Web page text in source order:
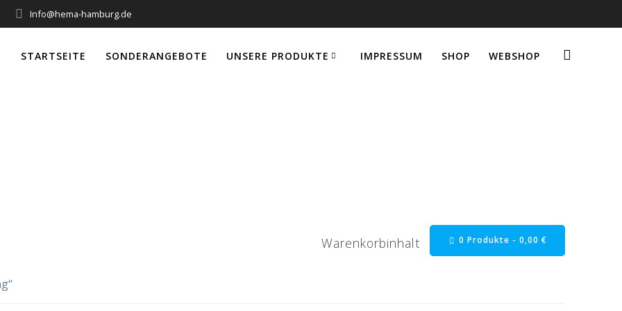
Info@hema-hamburg.de
STARTSEITE SONDERANGEBOTE UNSERE PRODUKTE IMPRESSUM SHOP WEBSHOP
Warenkorbinhalt 0 Produkte - 0,00 €